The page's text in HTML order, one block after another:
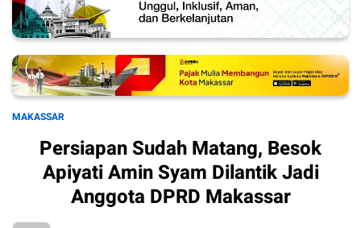
MAKASSAR
Persiapan Sudah Matang, Besok
Apiyati Amin Syam Dilantik Jadi
Anggota DPRD Makassar